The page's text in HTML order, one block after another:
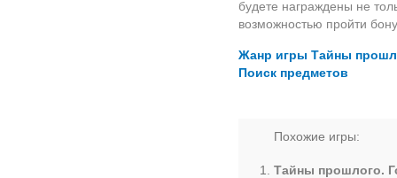
будете награждены не
возможностью пройти
Жанр игры Тайны
Поиск предметов
Похожие игры:
Тайны прошлого.